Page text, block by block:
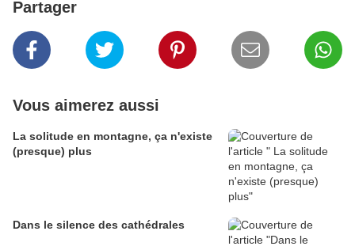
Partager
Vous aimerez aussi
La solitude en montagne, ça n'existe
(presque) plus
Dans le silence des cathédrales